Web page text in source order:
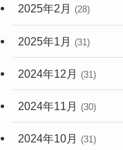
2025年2月 (28)
2025年1月 (31)
2024年12月 (31)
2024年11月 (30)
2024年10月 (31)